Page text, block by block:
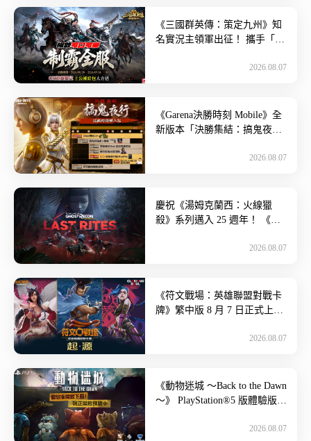
《三國群英傳：策定九州》知
名實況主領軍出征！ 攜手「可
熱血開戰~ 宇峻奧汀旗下跨平
2026.08.07
《Garena決勝時刻 Mobile》全
新版本「決勝集結：搞鬼夜
2026.08.07
慶祝《湯姆克蘭西：火線獵
殺》系列邁入 25 週年！ 《火
新，帶來全新劇情任務並支援
2026.08.07
《符文戰場：英雄聯盟對戰卡
牌》繁中版 8 月 7 日正式上
資訊公開~ 由 Riot […]2026.08.07
《動物迷城 ～Back to the Dawn
～》 PlayStation®5 版體驗版即
2026.08.07